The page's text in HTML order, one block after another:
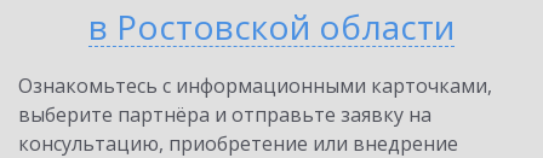
в Ростовской области
Ознакомьтесь с информационными карточками,
выберите партнёра и отправьте заявку на
консультацию, приобретение или внедрение